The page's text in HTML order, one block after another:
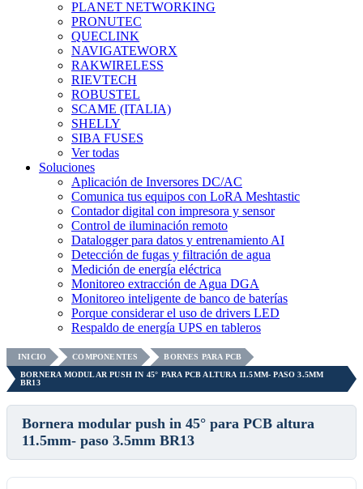
PLANET NETWORKING
PRONUTEC
QUECLINK
NAVIGATEWORX
RAKWIRELESS
RIEVTECH
ROBUSTEL
SCAME (ITALIA)
SHELLY
SIBA FUSES
Ver todas
Soluciones
Aplicación de Inversores DC/AC
Comunica tus equipos con LoRA Meshtastic
Contador digital con impresora y sensor
Control de iluminación remoto
Datalogger para datos y entrenamiento AI
Detección de fugas y filtración de agua
Medición de energía eléctrica
Monitoreo extracción de Agua DGA
Monitoreo inteligente de banco de baterías
Porque considerar el uso de drivers LED
Respaldo de energía UPS en tableros
INICIO COMPONENTES
BORNES PARA PCB
BORNERA MODULAR PUSH IN 45° PARA PCB ALTURA 11.5MM- PASO 3.5MM
BR13
Bornera modular push in 45° para PCB altura
11.5mm- paso 3.5mm BR13